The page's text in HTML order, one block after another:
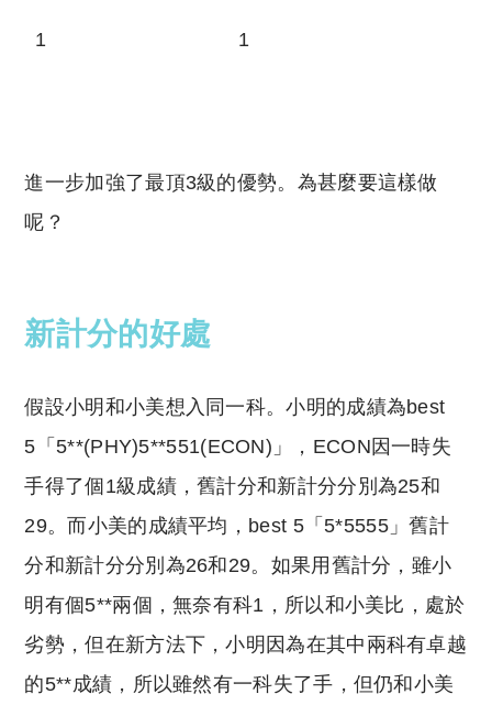
1 1
進一步加強了最頂3級的優勢。為甚麼要這樣做
呢？
新計分的好處
假設小明和小美想入同一科。小明的成績為best
5「5**(PHY)5**551(ECON)」，ECON因一時失
手得了個1級成績，舊計分和新計分分別為25和
29。而小美的成績平均，best 5「5*5555」舊計
分和新計分分別為26和29。如果用舊計分，雖小
明有個5**兩個，無奈有科1，所以和小美比，處於
劣勢，但在新方法下，小明因為在其中兩科有卓越
的5**成績，所以雖然有一科失了手，但仍和小美